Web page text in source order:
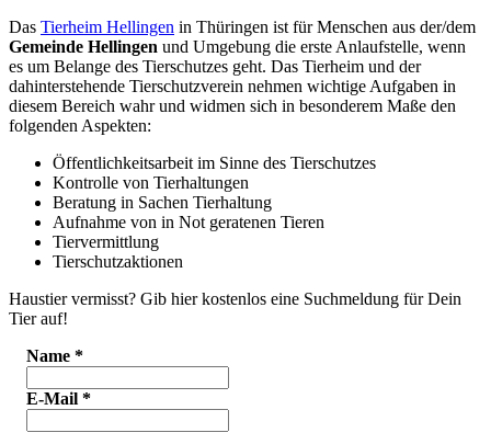
Das Tierheim Hellingen in Thüringen ist für Menschen aus der/dem
Gemeinde Hellingen und Umgebung die erste Anlaufstelle, wenn
es um Belange des Tierschutzes geht. Das Tierheim und der
dahinterstehende Tierschutzverein nehmen wichtige Aufgaben in
diesem Bereich wahr und widmen sich in besonderem Maße den
folgenden Aspekten:
Öffentlichkeitsarbeit im Sinne des Tierschutzes
Kontrolle von Tierhaltungen
Beratung in Sachen Tierhaltung
Aufnahme von in Not geratenen Tieren
Tiervermittlung
Tierschutzaktionen
Haustier vermisst? Gib hier kostenlos eine Suchmeldung für Dein
Tier auf!
Name *
E-Mail *